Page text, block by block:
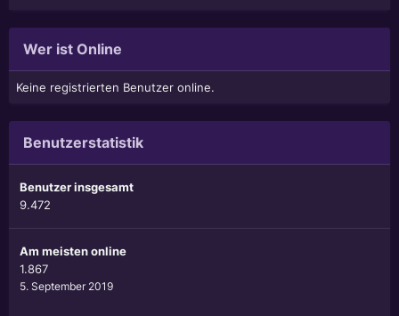
Wer ist Online
Keine registrierten Benutzer online.
Benutzerstatistik
Benutzer insgesamt
9.472
Am meisten online
1.867
5. September 2019